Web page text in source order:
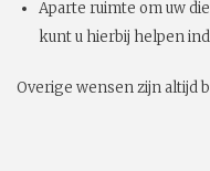
Aparte ruimte om uw
kunt u hierbij helpen
Overige wensen zijn altijd